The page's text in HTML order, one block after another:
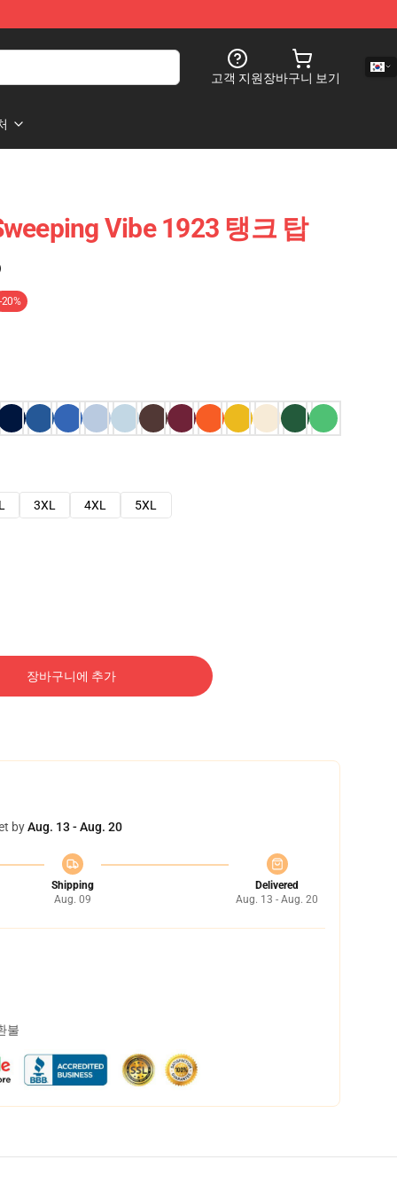
고객 지원장바구니 보기
Vibe 1923 탱크 탑
-20%
3XL 4XL 5XL
장바구니에 추가
byAug. 13 - Aug. 20
Shipping
Aug. 09
Delivered
Aug. 13 - Aug. 20
불